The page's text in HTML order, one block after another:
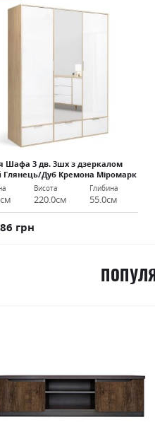
Шафа 3 дв. 3шх з дзеркалом
Глянець/Дуб Кремона Міромарк
Висота
220.0см
Глибина
55.0см
грн